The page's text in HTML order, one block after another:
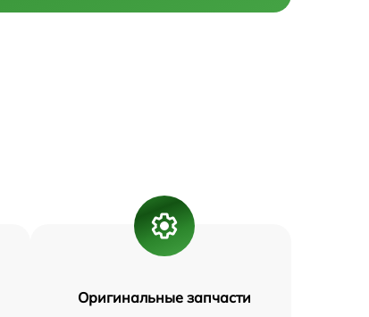
Оригинальные запчасти